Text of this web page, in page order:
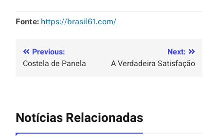
Fonte: https://brasil61.com/
Previous:
Costela de Panela
Next:
A Verdadeira Satisfação
Notícias Relacionadas